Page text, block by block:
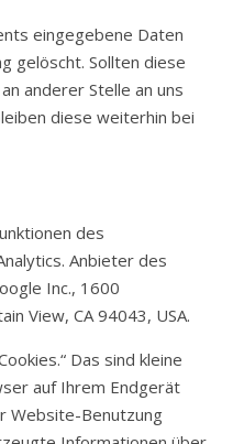
eingegebene Daten
gelöscht. Sollten diese
anderer Stelle an uns
diese weiterhin bei
des
Anbieter des
Inc., 1600
View, CA 94043, USA.
Das sind kleine
auf Ihrem Endgerät
Website-Benutzung